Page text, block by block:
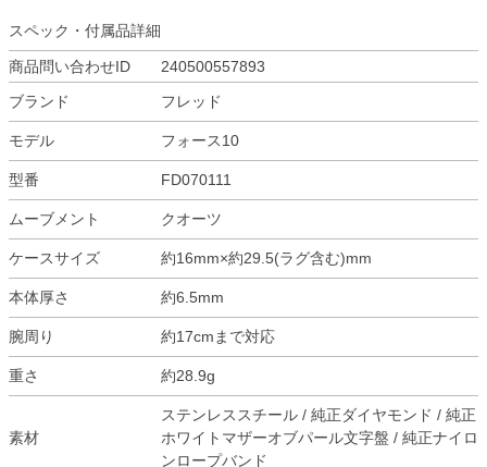
スペック・付属品詳細
商品問い合わせID
240500557893
ブランド
フレッド
モデル フォース10
型番 FD070111
ムーブメント クオーツ
ケースサイズ 約16mm×約29.5(ラグ含む)mm
本体厚さ 約6.5mm
腕周り 約17cmまで対応
重さ 約28.9g
素材
ステンレススチール / 純正ダイヤモンド / 純正
ホワイトマザーオブパール文字盤 / 純正ナイロ
ンロープバンド